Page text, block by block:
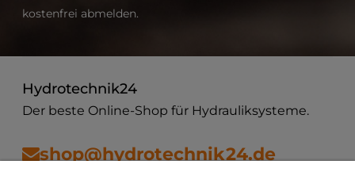
kostenfrei abmelden.
Hydrotechnik24
Der beste Online-Shop für Hydrauliksysteme.
shop@hydrotechnik24.de